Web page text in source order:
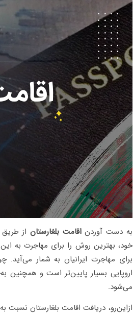
به دست آوردناقامت بلغارستاناز طریق
خود، بهترین روش را برای مهاجرت به
برای مهاجرت ایرانیان به شمار
اروپایی بسیار پایین‌تر است و همچنین
می‌شود.
ازاین‌رو، دریافت اقامت بلغارستان